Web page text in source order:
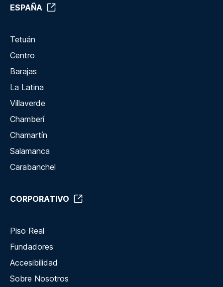
ESPAÑA
Tetuán
Centro
Barajas
La Latina
Villaverde
Chamberí
Chamartín
Salamanca
Carabanchel
CORPORATIVO
Piso Real
Fundadores
Accesibilidad
Sobre Nosotros